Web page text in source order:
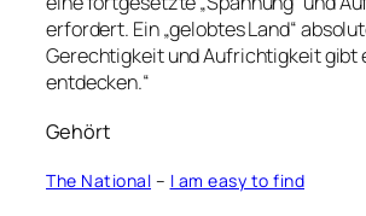
erfordert. Ein „gelobtes Land“
Gerechtigkeit und Aufrichtigkeit gibt
entdecken.“
Gehört
The National – I am easy to find